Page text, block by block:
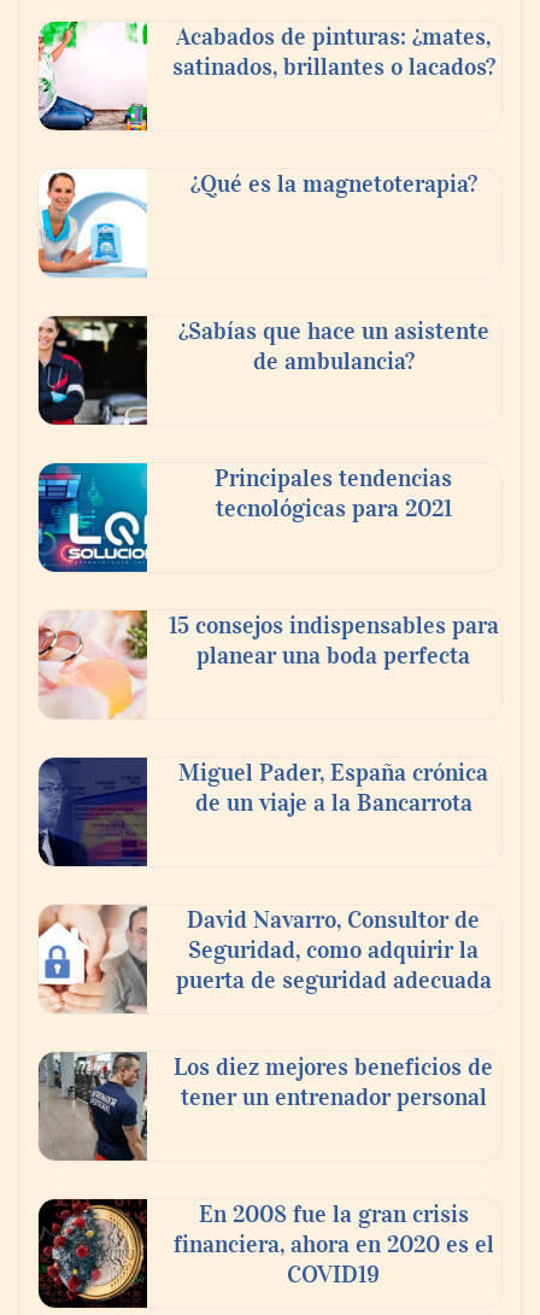
transición a la jornada de 40 horas? Guía
InfoBlock
Reforestando con el Corazón regresa a
La cartera vencida hipotecaria aumenta al
doble de velocidad que la cartera sana en
Acabados de pinturas: ¿mates,
satinados, brillantes o lacados?
¿Qué es la magnetoterapia?
¿Sabías que hace un asistente
de ambulancia?
Principales tendencias
tecnológicas para 2021
15 consejos indispensables para
planear una boda perfecta
Miguel Pader, España crónica
de un viaje a la Bancarrota
David Navarro, Consultor de
Seguridad, como adquirir la
puerta de seguridad adecuada
Los diez mejores beneficios de
tener un entrenador personal
En 2008 fue la gran crisis
financiera, ahora en 2020 es el
COVID19